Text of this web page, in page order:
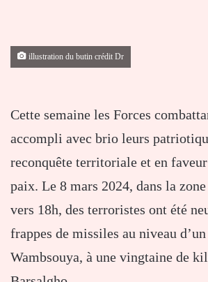
illustration du butin crédit Dr
Cette semaine les Forces
accompli avec brio leurs
reconquête territoriale et en
paix. Le 8 mars 2024, dans la
vers 18h, des terroristes ont été
frappes de missiles au niveau
Wambsouya, à une vingtaine de